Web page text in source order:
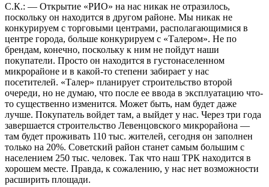
С.К.: — Открытие «РИО» на нас никак не отразилось,
поскольку он находится в другом районе. Мы никак не
конкурируем с торговыми центрами, располагающимися в
центре города, больше конкурируем с «Талером». Не по
брендам, конечно, поскольку к ним не пойдут наши
покупатели. Просто он находится в густонаселенном
микрорайоне и в какой-то степени забирает у нас
посетителей. «Талер» планирует строительство второй
очереди, но не думаю, что после ее ввода в эксплуатацию что-
то существенно изменится. Может быть, нам будет даже
лучше. Покупатель войдет там, а выйдет у нас. Через три года
завершается строительство Левенцовского микрорайона —
там будет проживать 110 тыс. жителей, сегодня он заполнен
только на 20%. Советский район станет самым большим с
населением 250 тыс. человек. Так что наш ТРК находится в
хорошем месте. Правда, к сожалению, у нас нет возможности
расширить площади.